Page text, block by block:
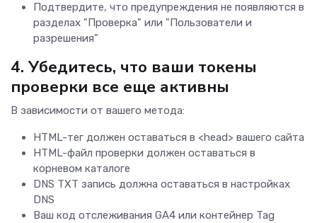
Подтвердите, что предупреждения не появляются в
разделах "Проверка" или "Пользователи и
разрешения"
4. Убедитесь, что ваши токены
проверки все еще активны
В зависимости от вашего метода:
HTML-тег должен оставаться в <head> вашего сайта
HTML-файл проверки должен оставаться в
корневом каталоге
DNS TXT запись должна оставаться в настройках
DNS
Ваш код отслеживания GA4 или контейнер Tag